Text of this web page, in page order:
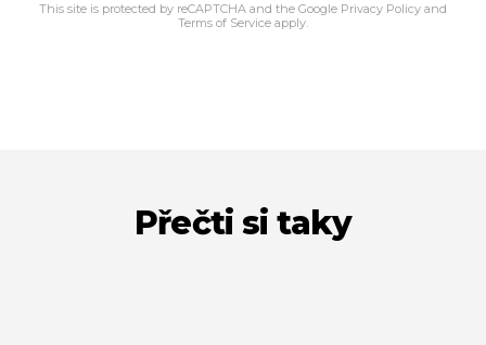
This site is protected by reCAPTCHA and the Google Privacy Policy and
Terms of Service apply.
Přečti si taky